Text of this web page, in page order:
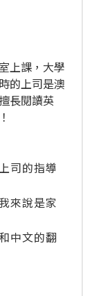
上課，大學
的上司是澳
長閱讀英
司的指導
來說是家
中文的翻